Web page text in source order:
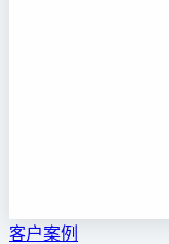
客户案例